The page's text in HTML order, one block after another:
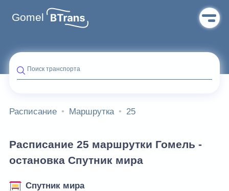
Gomel
Поиск транспорта
Расписание Маршрутка 25
Расписание 25 маршрутки Гомель -
остановка Спутник мира
Спутник мира